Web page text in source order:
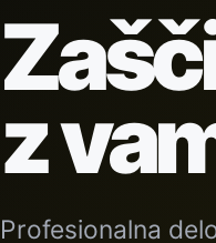
z
Profesionalna